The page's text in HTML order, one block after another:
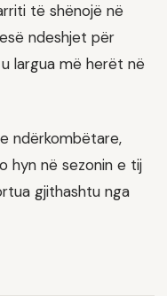
të shënojë në
ndeshjet për
largua më herët në
ndërkombëtare,
hyn në sezonin e tij
gjithashtu nga